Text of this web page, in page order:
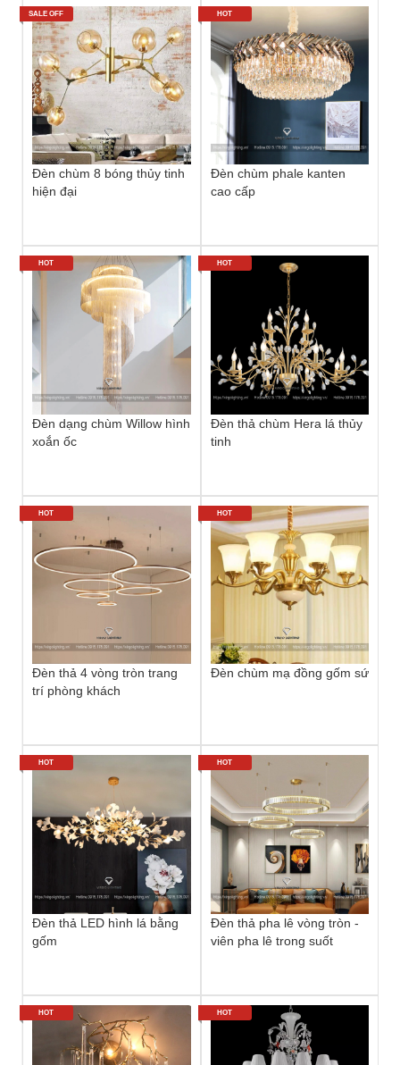
Đèn chùm 8 bóng thủy tinh
hiện đại
SALE OFF
Đèn chùm phale kanten
cao cấp
HOT
Đèn dạng chùm Willow hình
xoắn ốc
HOT
Đèn thả chùm Hera lá thủy
tinh
HOT
Đèn thả 4 vòng tròn trang
trí phòng khách
HOT
Đèn chùm mạ đồng gốm sứ
HOT
Đèn thả LED hình lá bằng
gốm
HOT
Đèn thả pha lê vòng tròn -
viên pha lê trong suốt
HOT
HOT HOT